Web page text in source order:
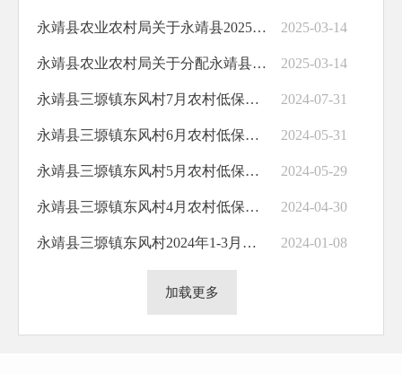
永靖县农业农村局关于永靖县2025年高质量发展庭院经济项目（特色养殖）计划奖补花名的公示 2025-03-14
永靖县农业农村局关于分配永靖县牛羊产业达标提升奖补资金计划的公示 2025-03-14
永靖县三塬镇东风村7月农村低保发放花名 2024-07-31
永靖县三塬镇东风村6月农村低保发放花名 2024-05-31
永靖县三塬镇东风村5月农村低保发放花名 2024-05-29
永靖县三塬镇东风村4月农村低保发放花名 2024-04-30
永靖县三塬镇东风村2024年1-3月农村居民最低生活保障金发放花名 2024-01-08
加载更多